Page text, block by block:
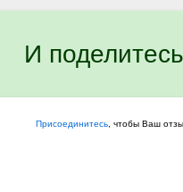
И
Присоединитесь , чтобы Ваш